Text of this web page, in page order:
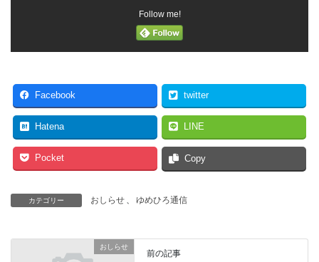
Follow me!
Facebook twitter
Hatena LINE
Pocket Copy
カテゴリー おしらせ 、 ゆめひろ通信
おしらせ
前の記事